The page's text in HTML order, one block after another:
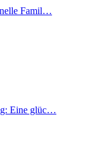
Famil…
Eine glüc…